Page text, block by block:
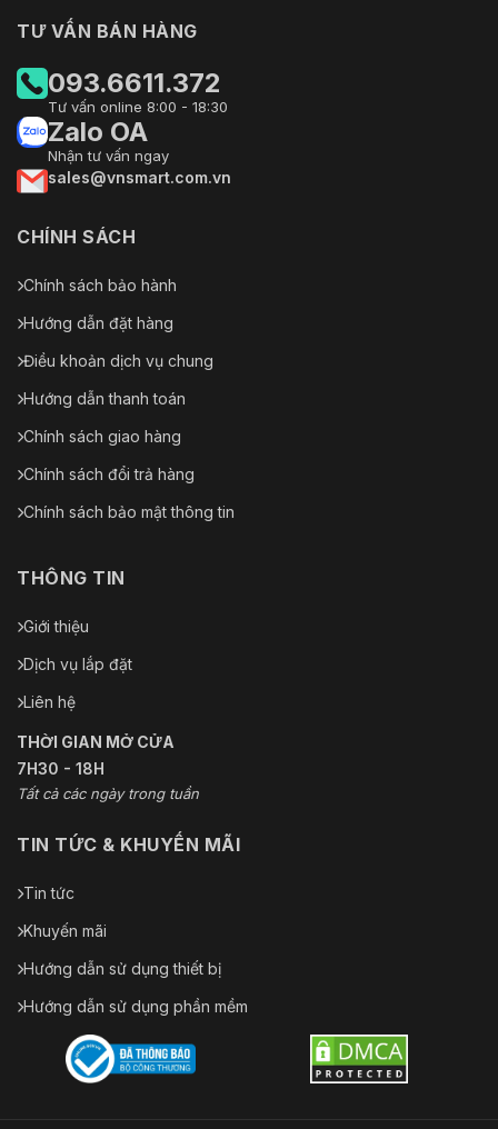
TƯ VẤN BÁN HÀNG
093.6611.372
Tư vấn online 8:00 - 18:30
Zalo OA
Nhận tư vấn ngay
sales@vnsmart.com.vn
CHÍNH SÁCH
Chính sách bảo hành
Hướng dẫn đặt hàng
Điều khoản dịch vụ chung
Hướng dẫn thanh toán
Chính sách giao hàng
Chính sách đổi trả hàng
Chính sách bảo mật thông tin
THÔNG TIN
Giới thiệu
Dịch vụ lắp đặt
Liên hệ
THỜI GIAN MỞ CỬA
7H30 - 18H
Tất cả các ngày trong tuần
TIN TỨC & KHUYẾN MÃI
Tin tức
Khuyến mãi
Hướng dẫn sử dụng thiết bị
Hướng dẫn sử dụng phần mềm